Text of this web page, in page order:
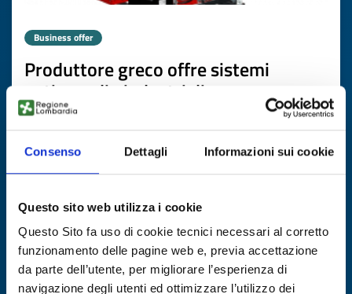
Consenso Dettagli Informazioni sui cookie
Questo sito web utilizza i cookie
Questo Sito fa uso di cookie tecnici necessari al corretto
funzionamento delle pagine web e, previa accettazione
da parte dell’utente, per migliorare l’esperienza di
navigazione degli utenti ed ottimizzare l’utilizzo dei
Business offer
Produttore greco offre sistemi
antincendio industriali
ID: BOGR20251104016